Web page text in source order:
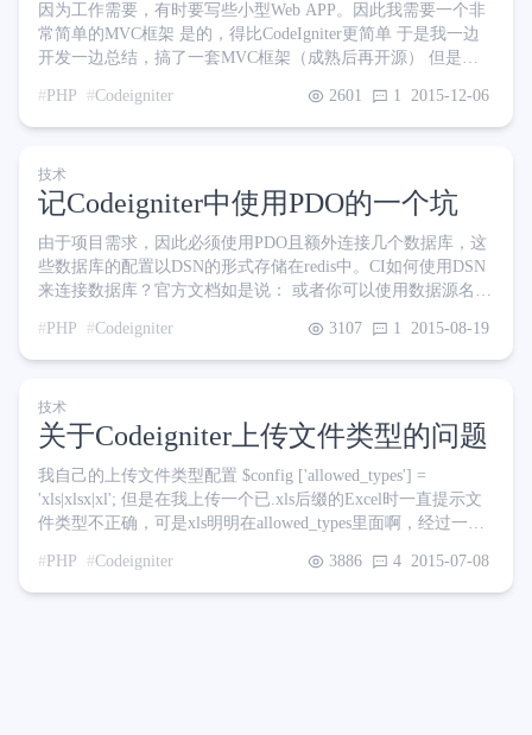
因为工作需要，有时要写些小型Web APP。因此我需要一个非
常简单的MVC框架 是的，得比CodeIgniter更简单 于是我一边
开发一边总结，搞了一套MVC框架（成熟后再开源） 但是每
是潜心开发了172800秒 （四舍五入就是一个亿），终于算是比
较完善地实现了CURD语句的生成 但还是不够完善（喂！） 于
够在CI外部使用 Git@OSC地址：http://git.oschina.
PHP Codeigniter 2601 1 2015-12-06
技术
记Codeigniter中使用PDO的一个坑
由于项目需求，因此必须使用PDO且额外连接几个数据库，这
些数据库的配置以DSN的形式存储在redis中。CI如何使用DSN
来连接数据库？官方文档如是说： 或者你可以使用数据源名称
于下面这样: $dsn =
'dbdriver://username:password@hostname/database'; $this->load-
$this->db =
PHP Codeigniter 3107 1 2015-08-19
技术
关于Codeigniter上传文件类型的问题
我自己的上传文件类型配置 $config ['allowed_types'] =
'xls|xlsx|xl'; 但是在我上传一个已.xls后缀的Excel时一直提示文
件类型不正确，可是xls明明在allowed_types里面啊，经过一番
) 结果如下： Array ( [userfile] => Array ( [name] =>
Template.xls[type] => application/kset[tmp_name] =
PHP Codeigniter 3886 4 2015-07-08